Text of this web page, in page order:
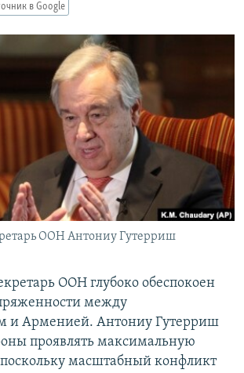
НА РАССЫЛКУ
РС
в Google
ООН Антониу Гутерриш
ООН глубоко обеспокоен
между
и Арменией. Антониу Гутерриш
проявлять максимальную
масштабный конфликт